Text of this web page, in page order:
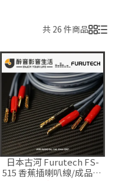
共 26 件商品
日本古河 Furutech FS-
515 香蕉插喇叭線/成品線.